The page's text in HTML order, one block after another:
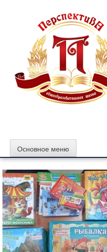
содержимому
Основное меню